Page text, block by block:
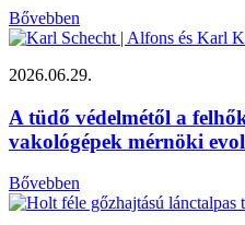
Bővebben
2026.06.29.
A tüdő védelmétől a
vakológépek mérnöki
Bővebben